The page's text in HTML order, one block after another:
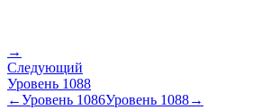
→
Следующий
Уровень 1088
←Уровень 1086Уровень 1088→